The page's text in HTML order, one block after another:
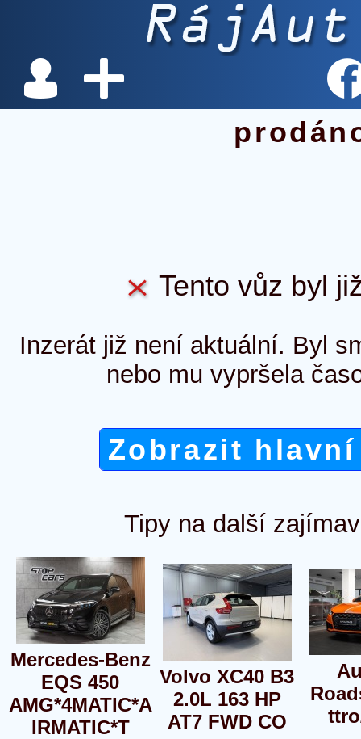
Tento vůz byl
Inzerát již není aktuální. Byl
nebo mu vypršela
Zobrazit
Tipy na další
Mercedes-Benz
EQS 450
AMG*4MATIC*A
IRMATIC*T
Volvo XC40 B3
2.0L 163 HP
AT7 FWD CO